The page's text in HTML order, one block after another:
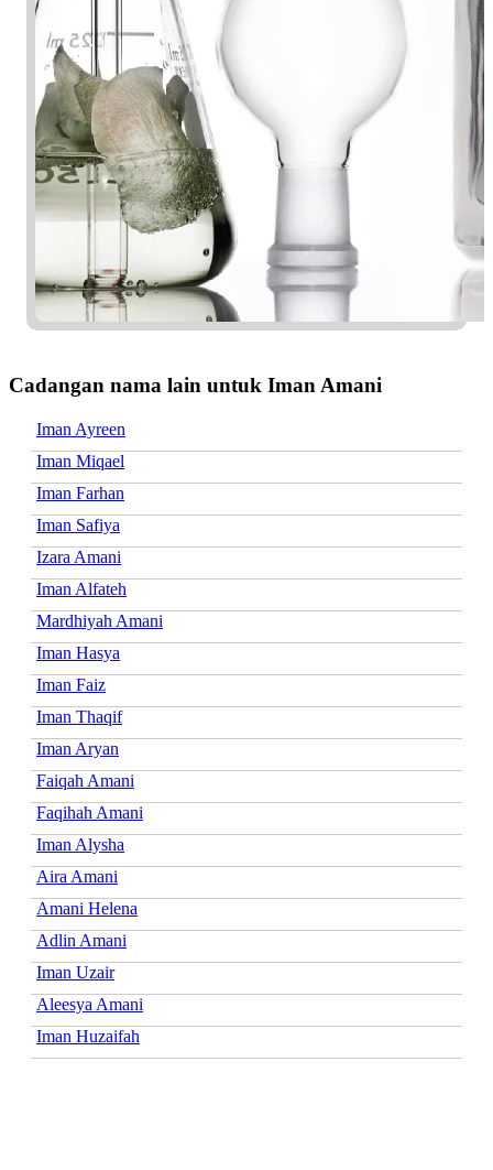
Cadangan nama lain untuk Iman Amani
Iman Ayreen
Iman Miqael
Iman Farhan
Iman Safiya
Izara Amani
Iman Alfateh
Mardhiyah Amani
Iman Hasya
Iman Faiz
Iman Thaqif
Iman Aryan
Faiqah Amani
Faqihah Amani
Iman Alysha
Aira Amani
Amani Helena
Adlin Amani
Iman Uzair
Aleesya Amani
Iman Huzaifah